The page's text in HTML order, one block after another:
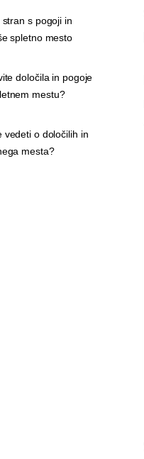
s pogoji in
spletno mesto
določila in pogoje
mestu?
vedeti o določilih in
mesta?